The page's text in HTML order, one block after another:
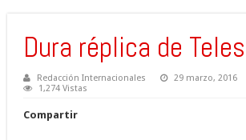
Dura réplica de
Redacción Internacionales 29 marzo, 2016
1,274 Vistas
Compartir